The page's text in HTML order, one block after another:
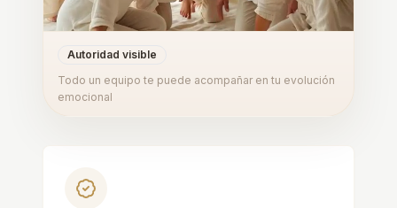
Autoridad visible
Todo un equipo te puede acompañar en tu evolución
emocional